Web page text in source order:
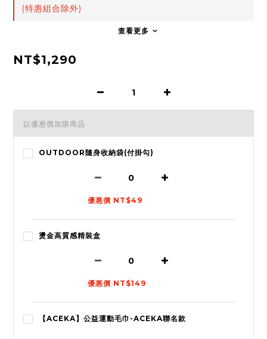
(特惠組合除外)
查看更多
NT$1,290
以優惠價加購商品
OUTDOOR隨身收納袋(付掛勾)
優惠價 NT$49
燙金高質感精裝盒
優惠價 NT$149
【ACEKA】公益運動毛巾-ACEKA聯名款